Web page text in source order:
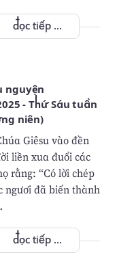
đọc tiếp ...
- Thứ Sáu tuần
niên)
Giêsu vào đền
liền xua đuổi các
rằng: “Có lời chép
ngươi đã biến thành
đọc tiếp ...